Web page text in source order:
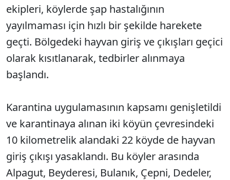
ekipleri, köylerde şap hastalığının
yayılmaması için hızlı bir şekilde harekete
geçti. Bölgedeki hayvan giriş ve çıkışları geçici
olarak kısıtlanarak, tedbirler alınmaya
başlandı.
Karantina uygulamasının kapsamı genişletildi
ve karantinaya alınan iki köyün çevresindeki
10 kilometrelik alandaki 22 köyde de hayvan
giriş çıkışı yasaklandı. Bu köyler arasında
Alpagut, Beyderesi, Bulanık, Çepni, Dedeler,